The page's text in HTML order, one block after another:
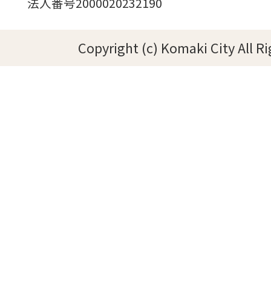
Copyright (c) Komaki City All